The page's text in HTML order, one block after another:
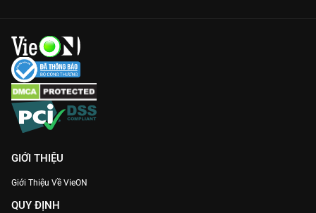
GIỚI THIỆU
Giới Thiệu Về VieON
QUY ĐỊNH